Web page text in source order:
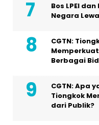
Bos LPEI
Negara
CGTN:
Berbagai
CGTN: Apa
Tiongkok
dari Publik?